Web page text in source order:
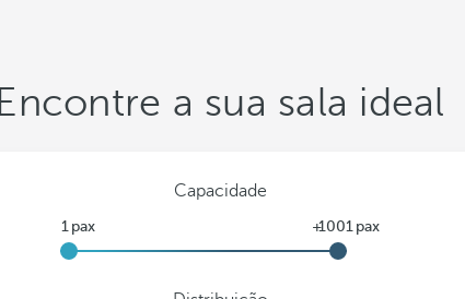
Encontre a sua sala ideal
Capacidade